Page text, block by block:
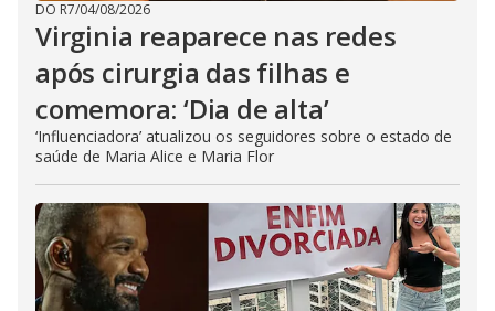
DO R7/04/08/2026
Virginia reaparece nas redes
após cirurgia das filhas e
comemora: ‘Dia de alta’
‘Influenciadora’ atualizou os seguidores sobre o estado de
saúde de Maria Alice e Maria Flor